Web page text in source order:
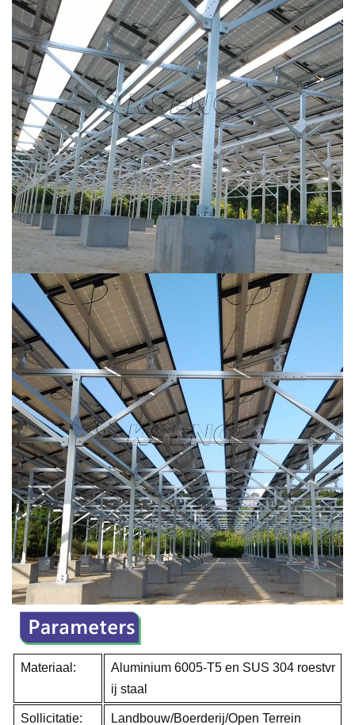
Materiaal:
Aluminium 6005-T5 en SUS 304 roestvr
ij staal
Sollicitatie: Landbouw/Boerderij/Open Terrein